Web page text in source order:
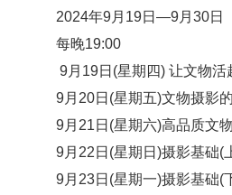
2024年9月19日—9月30日
每晚19:00
9月19日(星期四) 让文物活
9月20日(星期五)文物摄影
9月21日(星期六)高品质文
9月22日(星期日)摄影基础(
9月23日(星期一)摄影基础(